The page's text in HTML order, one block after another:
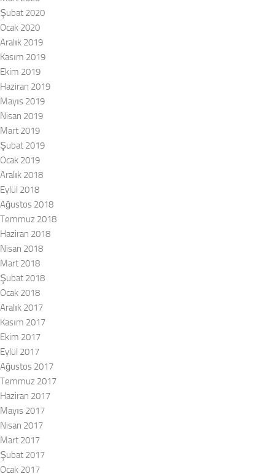
Şubat 2020
Ocak 2020
Aralık 2019
Kasım 2019
Ekim 2019
Haziran 2019
Mayıs 2019
Nisan 2019
Mart 2019
Şubat 2019
Ocak 2019
Aralık 2018
Eylül 2018
Ağustos 2018
Temmuz 2018
Haziran 2018
Nisan 2018
Mart 2018
Şubat 2018
Ocak 2018
Aralık 2017
Kasım 2017
Ekim 2017
Eylül 2017
Ağustos 2017
Temmuz 2017
Haziran 2017
Mayıs 2017
Nisan 2017
Mart 2017
Şubat 2017
Ocak 2017